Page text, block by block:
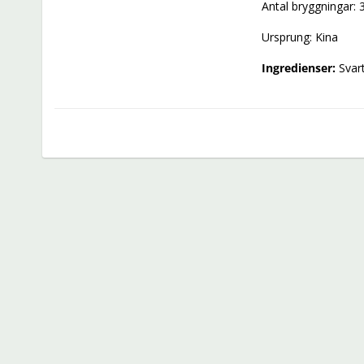
Antal bryggningar:
Ursprung: Kina
Ingredienser: